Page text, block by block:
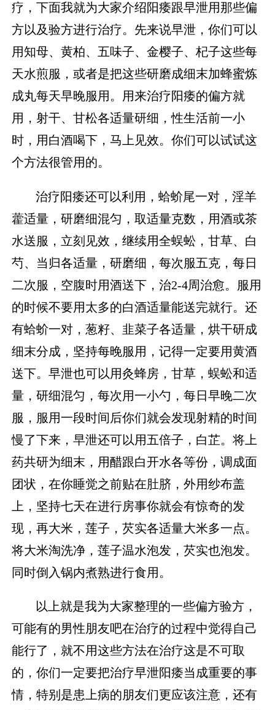
疗，下面我就为大家介绍阳痿跟早泄用那些偏
方以及验方进行治疗。先来说早泄，你们可以
用知母、黄柏、五味子、金樱子、杞子这些每
天水煎服，或者是把这些研磨成细末加蜂蜜炼
成丸每天早晚服用。用来治疗阳痿的偏方就
用，射干、甘松各适量研细，性生活前一小
时，用白酒喝下，马上见效。你们可以试试这
个方法很管用的。
治疗阳痿还可以利用，蛤蚧尾一对，淫羊
藿适量，研磨细混匀，取适量克数，用酒或茶
水送服，立刻见效，继续用全蜈蚣，甘草、白
芍、当归各适量，研磨细，每次服五克，每日
二次服，空腹时用酒送下，治2-4周治愈。服用
的时候不要用太多的白酒适量能送完就行。还
有蛤蚧一对，葱籽、韭菜子各适量，烘干研成
细末分成，坚持每晚服用，记得一定要用黄酒
送下。早泄也可以用灸蜂房，甘草，蜈蚣和适
量，研细混匀，每次用一小勺，每日早晚二次
服，服用一段时间后你们就会发现射精的时间
慢了下来，早泄还可以用五倍子，白芷。将上
药共研为细末，用醋跟白开水各等份，调成面
团状，在你睡觉之前贴在肚脐，外用纱布盖
上，坚持七天在进行房事你就会有惊奇的发
现，再大米，莲子，芡实各适量大米多一点。
将大米淘洗净，莲子温水泡发，芡实也泡发。
同时倒入锅内煮熟进行食用。
以上就是我为大家整理的一些偏方验方，
可能有的男性朋友吧在治疗的过程中觉得自己
能行了，就不用这些方法在治疗这是不可取
的，你们一定要把治疗早泄阳痿当成重要的事
情，特别是患上病的朋友们更应该注意，还有